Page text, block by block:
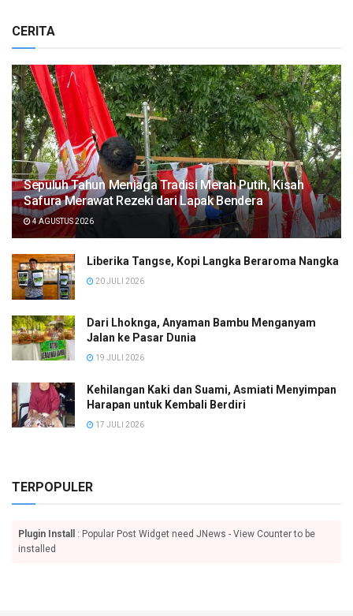
CERITA
Sepuluh Tahun Menjaga Tradisi Merah Putih, Kisah
Safura Merawat Rezeki dari Lapak Bendera
4 AGUSTUS 2026
Liberika Tangse, Kopi Langka Beraroma Nangka
20 JULI 2026
Dari Lhoknga, Anyaman Bambu Menganyam
Jalan ke Pasar Dunia
19 JULI 2026
Kehilangan Kaki dan Suami, Asmiati Menyimpan
Harapan untuk Kembali Berdiri
17 JULI 2026
TERPOPULER
Plugin Install
: Popular Post Widget need JNews - View Counter to be
installed